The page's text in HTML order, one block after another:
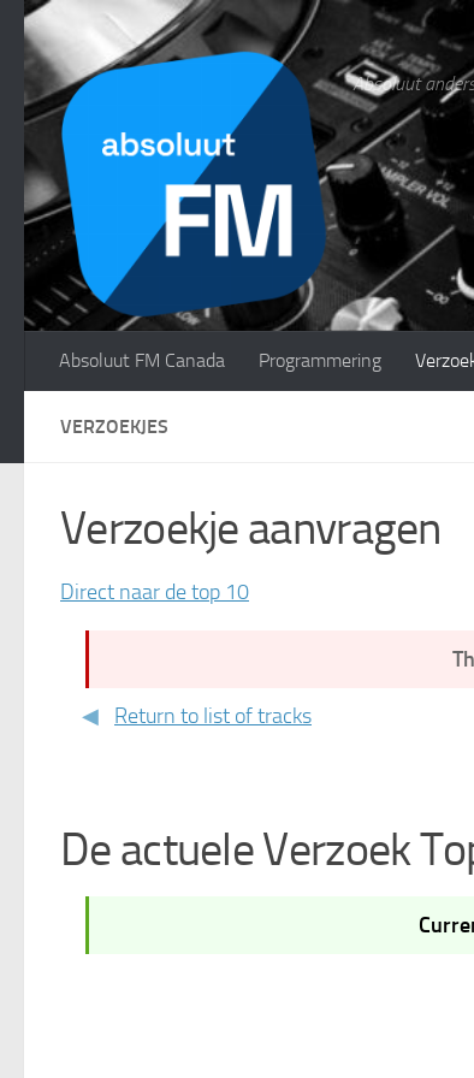
Doorgaan naar inhoud
Absoluut
Absoluut FM Canada Programmering
VERZOEKJES
Verzoekje aanvragen
Direct naar de top 10
Return to list of tracks
De actuele Verzoek